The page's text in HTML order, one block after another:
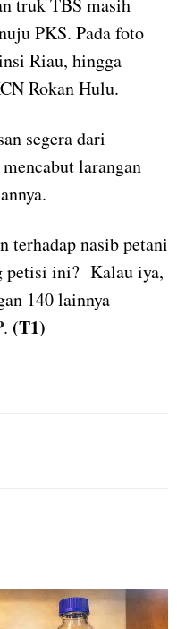
truk TBS masih
PKS. Pada foto
Riau, hingga
Rokan Hulu.
segera dari
larangan
terhadap nasib petani
petisi ini? Kalau iya,
140 lainnya
. (T1)